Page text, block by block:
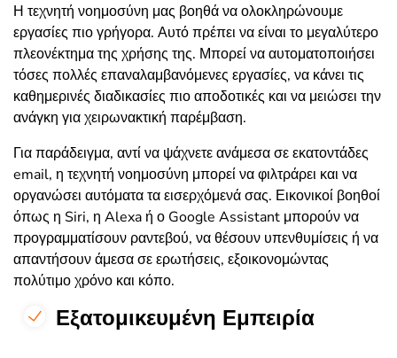
Η τεχνητή νοημοσύνη μας βοηθά να ολοκληρώνουμε
εργασίες πιο γρήγορα. Αυτό πρέπει να είναι το μεγαλύτερο
πλεονέκτημα της χρήσης της. Μπορεί να αυτοματοποιήσει
τόσες πολλές επαναλαμβανόμενες εργασίες, να κάνει τις
καθημερινές διαδικασίες πιο αποδοτικές και να μειώσει την
ανάγκη για χειρωνακτική παρέμβαση.
Για παράδειγμα, αντί να ψάχνετε ανάμεσα σε εκατοντάδες
email, η τεχνητή νοημοσύνη μπορεί να φιλτράρει και να
οργανώσει αυτόματα τα εισερχόμενά σας. Εικονικοί βοηθοί
όπως η Siri, η Alexa ή ο Google Assistant μπορούν να
προγραμματίσουν ραντεβού, να θέσουν υπενθυμίσεις ή να
απαντήσουν άμεσα σε ερωτήσεις, εξοικονομώντας
πολύτιμο χρόνο και κόπο.
Εξατομικευμένη Εμπειρία